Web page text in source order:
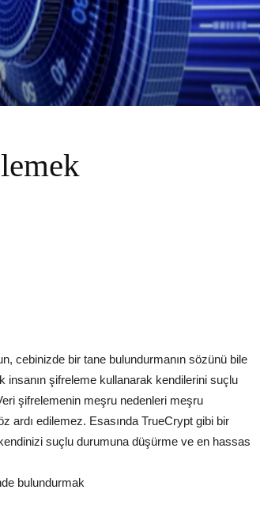
cebinizde bir tane bulundurmanın sözünü bile
insanın şifreleme kullanarak kendilerini suçlu
şifrelemenin meşru nedenleri meşru
ardı edilemez. Esasında TrueCrypt gibi bir
suçlu durumuna düşürme ve en hassas
bulundurmak